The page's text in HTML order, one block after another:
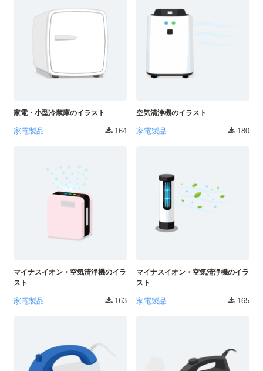
家電・小型冷蔵庫のイラスト
家電製品 164
空気清浄機のイラスト
家電製品 180
マイナスイオン・空気清浄機のイラ
スト
家電製品 163
マイナスイオン・空気清浄機のイラ
スト
家電製品 165